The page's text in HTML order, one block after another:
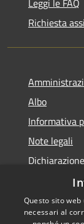
Richiesta
Albo
Informativa
Note legali
Piano di
Questo sito
necessari al